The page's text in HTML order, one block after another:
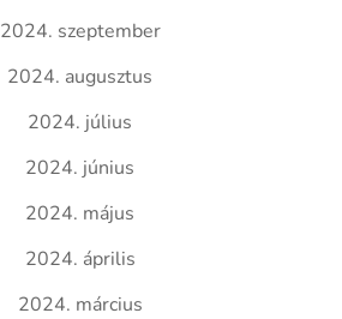
2024. szeptember
2024. augusztus
2024. július
2024. június
2024. május
2024. április
2024. március